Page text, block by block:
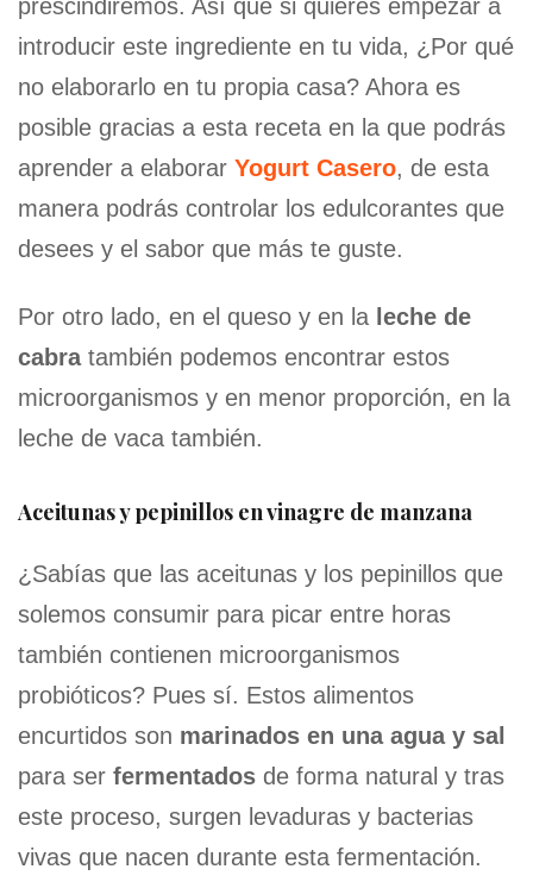
prescindiremos. Así que si quieres empezar a
introducir este ingrediente en tu vida, ¿Por qué
no elaborarlo en tu propia casa? Ahora es
posible gracias a esta receta en la que podrás
aprender a elaborar Yogurt Casero, de esta
manera podrás controlar los edulcorantes que
desees y el sabor que más te guste.
Por otro lado, en el queso y en la leche de
cabratambién podemos encontrar estos
microorganismos y en menor proporción, en la
leche de vaca también.
Aceitunas y pepinillos en vinagre de manzana
¿Sabías que las aceitunas y los pepinillos que
solemos consumir para picar entre horas
también contienen microorganismos
probióticos? Pues sí. Estos alimentos
encurtidos son marinados en una agua y sal
para ser fermentados de forma natural y tras
este proceso, surgen levaduras y bacterias
vivas que nacen durante esta fermentación.